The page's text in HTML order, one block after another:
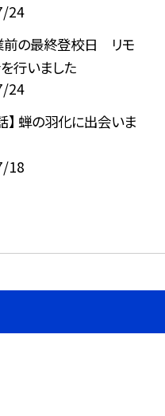
24
前の最終登校日 リモ
行いました
24
】 蝉の羽化に出会いま
18